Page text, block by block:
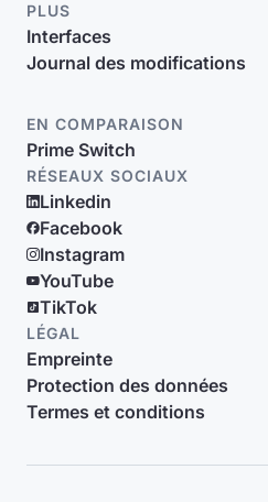
PLUS
Interfaces
Journal des modifications
EN COMPARAISON
Prime Switch
RÉSEAUX SOCIAUX
Linkedin
Facebook
Instagram
YouTube
TikTok
LÉGAL
Empreinte
Protection des données
Termes et conditions